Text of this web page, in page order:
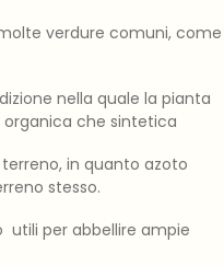
verdure comuni, come
nella quale la pianta
che sintetica
in quanto azoto
stesso.
utili per abbellire ampie